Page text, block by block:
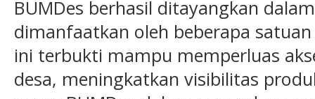
BUMDes berhasil ditayangkan
dimanfaatkan oleh beberapa
ini terbukti mampu memperluas
desa, meningkatkan visibilitas